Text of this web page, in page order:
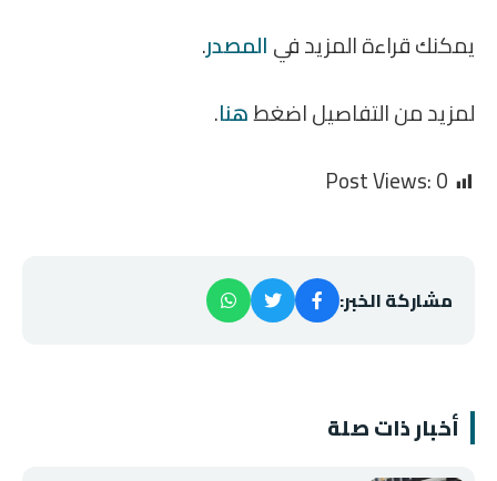
يمكنك قراءة المزيد فيالمصدر.
لمزيد من التفاصيل اضغطهنا.
Post Views:0
مشاركة الخبر:
أخبار ذات صلة